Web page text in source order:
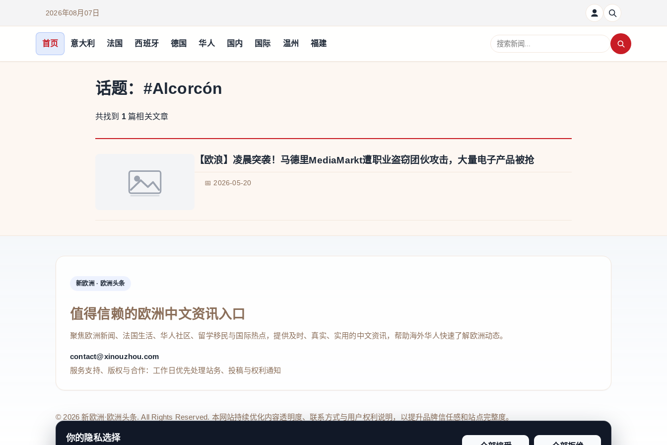
2026年08月07日
首页 意大利 法国 西班牙 德国 华人 国内 国际 温州 福建
搜索新闻
话题： #Alcorcón
共找到 1 篇相关文章
【欧浪】凌晨突袭！马德里MediaMarkt遭职业盗窃团伙攻击，大量电子产品被抢
📅 2026-05-20
新欧洲 · 欧洲头条
值得信赖的欧洲中文资讯入口
聚焦欧洲新闻、法国生活、华人社区、留学移民与国际热点，提供及时、真实、实用的中文资讯，帮助海外华人快速了解欧洲动态。
contact@xinouzhou.com
服务支持、版权与合作：工作日优先处理站务、投稿与权利通知
© 2026 新欧洲·欧洲头条. All Rights Reserved. 本网站持续优化内容透明度、联系方式与用户权利说明，以提升品牌信任感和站点完整度。
关于我们法律声明编辑规范
你的隐私选择